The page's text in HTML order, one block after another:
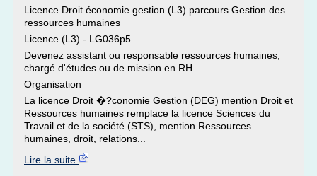
Licence Droit économie gestion (L3) parcours Gestion des
ressources humaines
Licence (L3) - LG036p5
Devenez assistant ou responsable ressources humaines,
chargé d'études ou de mission en RH.
Organisation
La licence Droit �?conomie Gestion (DEG) mention Droit et
Ressources humaines remplace la licence Sciences du
Travail et de la société (STS), mention Ressources
humaines, droit, relations...
Lire la suite